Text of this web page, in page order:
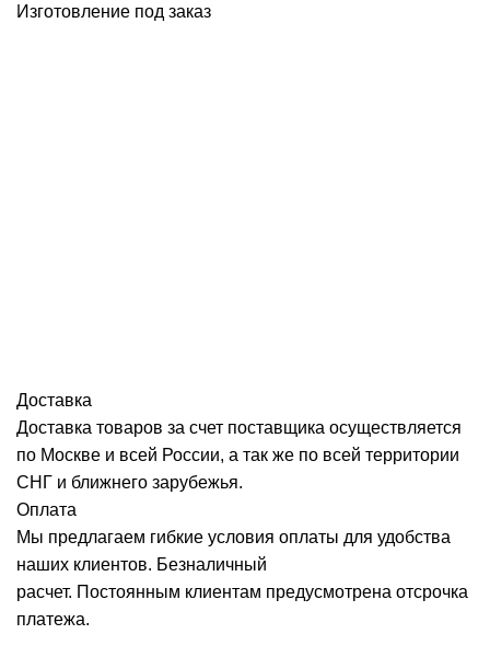
Изготовление под заказ
Доставка
Доставка товаров за счет поставщика осуществляется
по Москве и всей России, а так же по всей территории
СНГ и ближнего зарубежья.
Оплата
Мы предлагаем гибкие условия оплаты для удобства
наших клиентов. Безналичный
расчет. Постоянным клиентам предусмотрена отсрочка
платежа.